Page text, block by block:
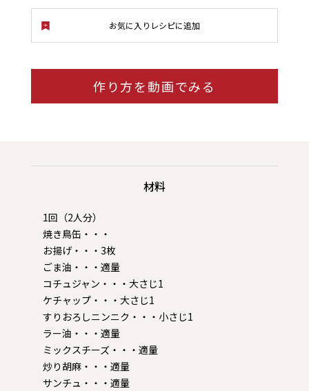
お気に入りレシピに追加
作り方を動画でみる
材料
1回（2人分）
焼き鳥缶・・・
お揚げ・・・3枚
ごま油・・・適量
コチュジャン・・・大さじ1
ケチャップ・・・大さじ1
すりおろしニンニク・・・小さじ1
ラー油・・・適量
ミックスチーズ・・・適量
炒り胡麻・・・適量
サンチュ・・・適量